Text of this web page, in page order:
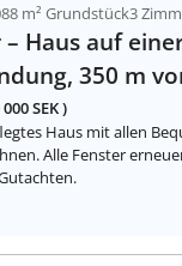
m² Grundstück3
– Haus auf
350 m
SEK )
Haus mit allen
Alle Fenster